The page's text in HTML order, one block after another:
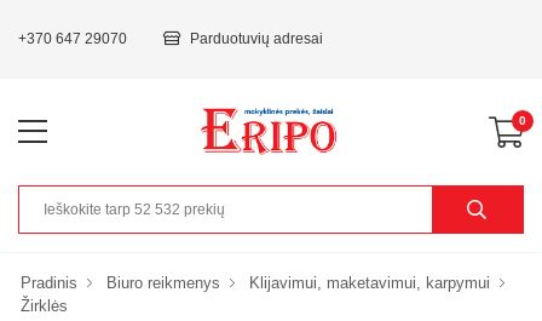
+370 647 29070 Parduotuvių adresai
0
Pradinis Biuro reikmenys
Klijavimui, maketavimui, karpymui
Žirklės